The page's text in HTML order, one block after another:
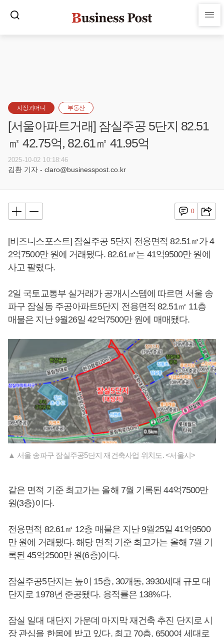
시장과머니 부동산
[서울아파트거래] 잠실주공 5단지 82.51
㎡ 42.75억, 82.61㎡ 41.95억
2025-10-02 10:18:46
김환 기자 - claro@businesspost.co.kr
0
[비즈니스포스트] 잠실주공 5단지 전용면적 82.51㎡가 4
2억7500만 원에 거래됐다. 82.61㎡는 41억9500만 원에
사고 팔렸다.
2일 국토교통부 실거래가 공개시스템에 따르면 서울 송
파구 잠실동 주공아파트5단지 전용면적 82.51㎡ 11층
매물은 지난 9월26일 42억7500만 원에 매매됐다.
▲ 서울 송파구 잠실주공5단지 재건축사업 위치도. <서울시>
같은 면적 기준 최고가는 올해 7월 기록된 44억7500만
원(3층)이다.
전용면적 82.61㎡ 12층 매물은 지난 9월25일 41억9500
만 원에 거래됐다. 해당 면적 기준 최고가는 올해 7월 기
록된 45억2500만 원(6층)이다.
잠실주공5단지는 높이 15층, 30개동, 3930세대 규모 대
단지로 1978년 준공됐다. 용적률은 138%다.
잠실 일대 대단지 가운데 마지막 재건축 추진 단지로 시
장 관심을 한몸에 받고 있다. 최고 70층, 6500여 세대로